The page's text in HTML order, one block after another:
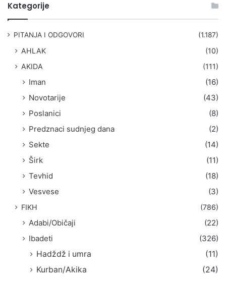
Kategorije
PITANJA I ODGOVORI (1.187)
AHLAK
(10)
AKIDA
(111)
Iman
(16)
Novotarije
(43)
Poslanici
(8)
Predznaci sudnjeg dana
(2)
Sekte
(14)
Širk
(11)
Tevhid
(18)
Vesvese
(3)
FIKH (786)
Adabi/Običaji
(22)
Ibadeti
(326)
Hadždž i umra
(11)
Kurban/Akika
(24)